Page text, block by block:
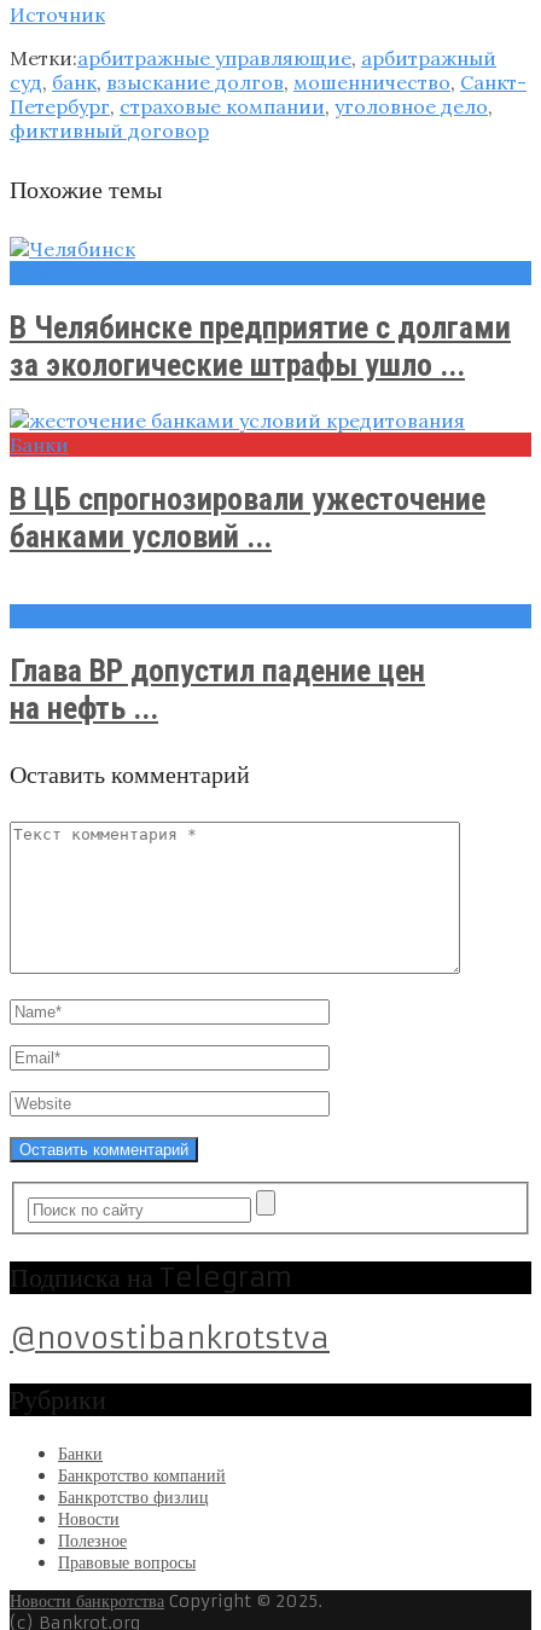
Источник
Метки:арбитражные управляющие, арбитражный
суд, банк, взыскание долгов, мошенничество, Санкт-
Петербург, страховые компании, уголовное дело,
фиктивный договор
Похожие темы
В Челябинске предприятие с долгами
за экологические штрафы ушло ...
Банки
В ЦБ спрогнозировали ужесточение
банками условий ...
Глава BP допустил падение цен
на нефть ...
Оставить комментарий
Подписка на Telegram
@novostibankrotstva
Рубрики
Банки
Банкротство компаний
Банкротство физлиц
Новости
Полезное
Правовые вопросы
Новости банкротства Copyright © 2025.
(c) Bankrot.org